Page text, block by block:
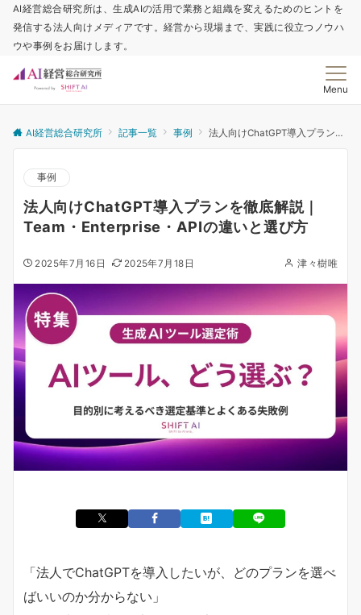
AI経営総合研究所は、生成AIの活用で業務と組織を変えるためのヒントを
発信する法人向けメディアです。経営から現場まで、実践に役立つノウハ
ウや事例をお届けします。
Menu
AI経営総合研究所 記事一覧 事例 法人向けChatGPT導入プランを徹底解説｜Team・Enterprise・APIの違いと選び方
事例
法人向けChatGPT導入プランを徹底解説｜
Team・Enterprise・APIの違いと選び方
2025年7月16日 2025年7月18日 津々樹唯
「法人でChatGPTを導入したいが、どのプランを選べ
ばいいのか分からない」